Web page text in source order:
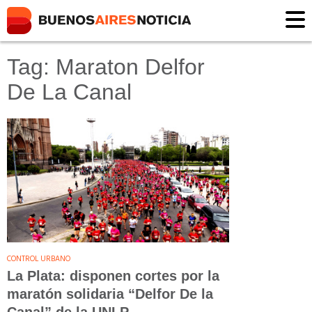
Tag: Maraton Delfor
De La Canal
CONTROL URBANO
La Plata: disponen cortes por la
maratón solidaria “Delfor De la